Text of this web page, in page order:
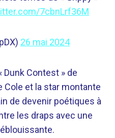
7cbnLrf36M
26 mai 2024
Dunk Contest » de
Cole et la star montante
de devenir poétiques à
les draps avec une